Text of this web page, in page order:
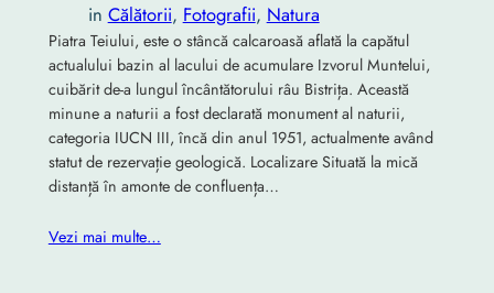
in Călătorii, Fotografii, Natura
Piatra Teiului, este o stâncă calcaroasă aflată la capătul
actualului bazin al lacului de acumulare Izvorul Muntelui,
cuibărit de-a lungul încântătorului râu Bistrița. Această
minune a naturii a fost declarată monument al naturii,
categoria IUCN III, încă din anul 1951, actualmente având
statut de rezervație geologică. Localizare Situată la mică
distanță în amonte de confluența…
Vezi mai multe…